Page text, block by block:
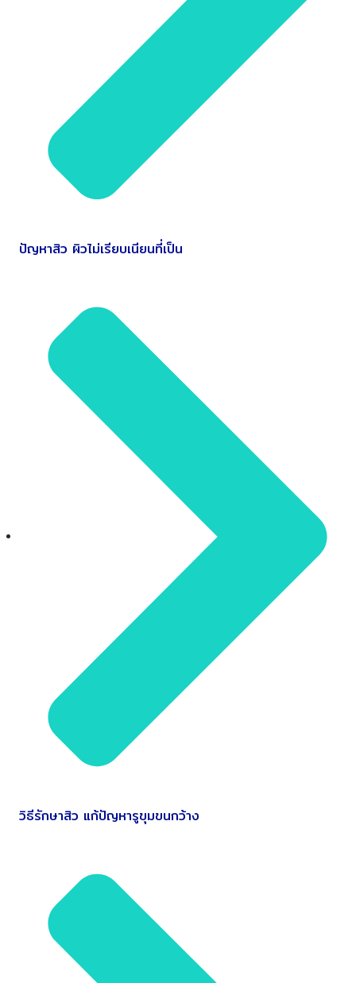
ปัญหาสิว ผิวไม่เรียบเนียนที่เป็น
วิธีรักษาสิว แก้ปัญหารูขุมขนกว้าง